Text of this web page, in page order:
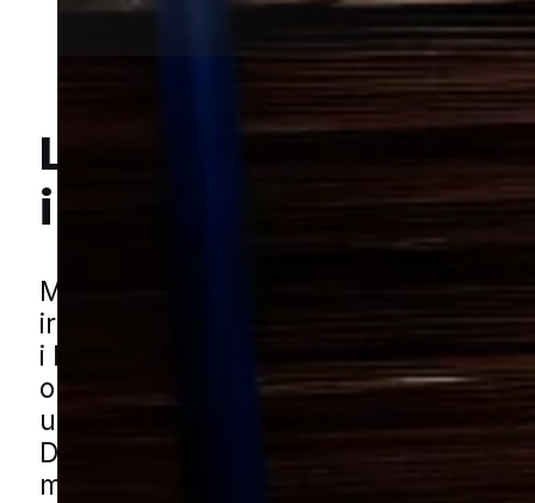
Lokal bekæmpelse
i Mårslet
Møl kan hurtigt udvikle sig fra et
irritationsmoment til et problem, der
i hjemmet. De ses ofte i tekstiler,
opbevarede varer, hvor de kan få ro
udvikle sig, hvis de ikke bliver
Derfor er det en god idé at reagere
man ser de første tegn.